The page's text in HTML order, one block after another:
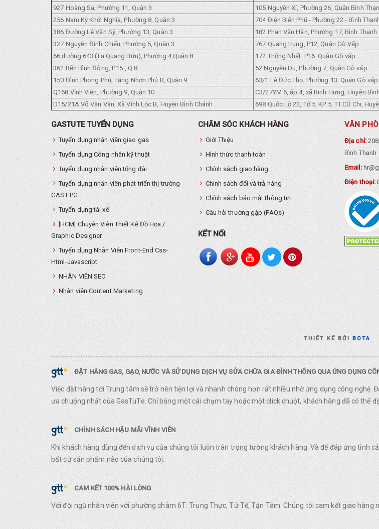
927 Hoàng Sa, Phường 11, Quận 3
105 Nguyền Xí, Phường 26, Quận Bình
256 Nam Kỳ Khởi Nghĩa, Phường 8, Quận 3
704 Điện Biên Phũ - Phường 22 - Bình
386 Đường Lê Văn Sỹ, Phường 13, Quận 3
182 Phan Văn Hân, Phường 17, Bình Thạnh
327 Nguyễn Đình Chiểu, Phường 5, Quận 3
767 Quang trung, P12, Quận Gò Vấp
66 đường 643 (Tạ Quang Bửu), Phường 4,Quận 8
172 Thống Nhất. P16. Quận Gò vấp
362 Bến Bình Đông, P.15 , Q.8
52 Nguyễn Du, Phường 7, Quận Gò vấp
150 Đình Phong Phú, Tăng Nhơn Phú B, Quận 9
63/1 Lê Đức Thọ, Phường 13, Quận Gò vấp
Q168 Vĩnh Viễn, Phường 9, Quận 10
C3/27YM 6, ấp 4, xã Binh Hưng, Huyện
D15/21A Võ Văn Vân, Xã Vĩnh Lộc B, Huyện Bình Chánh
698 Quốc Lộ 22, Tổ 5, KP 5, TT.CŨ Chi,
GASTUTE TUYỂN DỤNG
Tuyển dụng nhân viên giao gas
Tuyển dụng Công nhân kỹ thuật
Tuyển dụng nhân viên tổng đài
Tuyển dụng nhân viên phát triển thị trường
GAS LPG
Tuyển dụng tài xế
[HCM] Chuyên Viên Thiết Kế Đồ Họa /
Graphic Designer
Tuyển dụng Nhân Viên Front-End Css-
Html-Javascript
NHÂN VIÊN SEO
Nhân viên Content Marketing
CHĂM SÓC KHÁCH HÀNG
Giới Thiệu
Hình thức thanh toán
Chính sách giao hàng
Chính sách đổi và trả hàng
Chính sách bảo mật thông tin
Câu hỏi thường gặp (FAQs)
KẾT NỐI
VĂN
Địa chỉ:
Bình Thạnh
Email:
Điện thoại:
THIẾT KẾ BỞIBOTA
ĐẶT HÀNG GAS, GẠO, NƯỚC VÀ SỬ DỤNG DỊCH VỤ SỬA CHỮA GIA ĐÌNH THÔNG QUA ỨNG DỤNG
Việc đặt hàng tới Trung tâm sẽ trở nên tiện lợi và nhanh chóng hơn rất nhiều nhờ ứng dụng công
ưa chuộng nhất của GasTuTe. Chỉ bằng một cái chạm tay hoặc một click chuột, khách hàng đã có thể
CHÍNH SÁCH HẬU MÃI VĨNH VIỄN
Khi khách hàng dùng đến dịch vụ của chúng tôi luôn trân trọng tường khách hàng. Và để đáp ứng tình
bất cứ sản phẩm nào của chúng tôi.
CAM KẾT 100% HÀI LÒNG
Với đội ngũ nhân viên với phường châm 6T: Trung Thực, Tử Tế, Tận Tâm. Chúng tôi cam kết giao